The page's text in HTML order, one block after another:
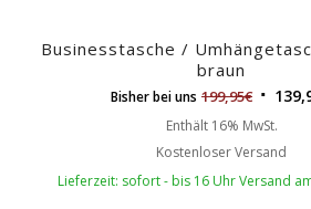
Businesstasche /
braun
Bisher bei uns 199,95€
Enthält 16% MwSt.
Kostenloser Versand
Lieferzeit: sofort - bis 16 Uhr Versand